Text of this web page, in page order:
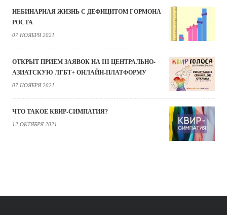
НЕБИНАРНАЯ ЖИЗНЬ С ДЕФИЦИТОМ ГОРМОНА
РОСТА
07 НОЯБРЯ 2021
ОТКРЫТ ПРИЕМ ЗАЯВОК НА III ЦЕНТРАЛЬНО-
АЗИАТСКУЮ ЛГБТ+ ОНЛАЙН-ПЛАТФОРМУ
07 НОЯБРЯ 2021
ЧТО ТАКОЕ КВИР-СИМПАТИЯ?
12 ОКТЯБРЯ 2021